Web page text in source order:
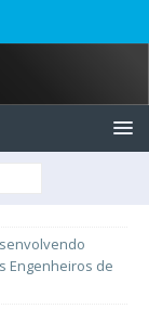
Engenheiros de